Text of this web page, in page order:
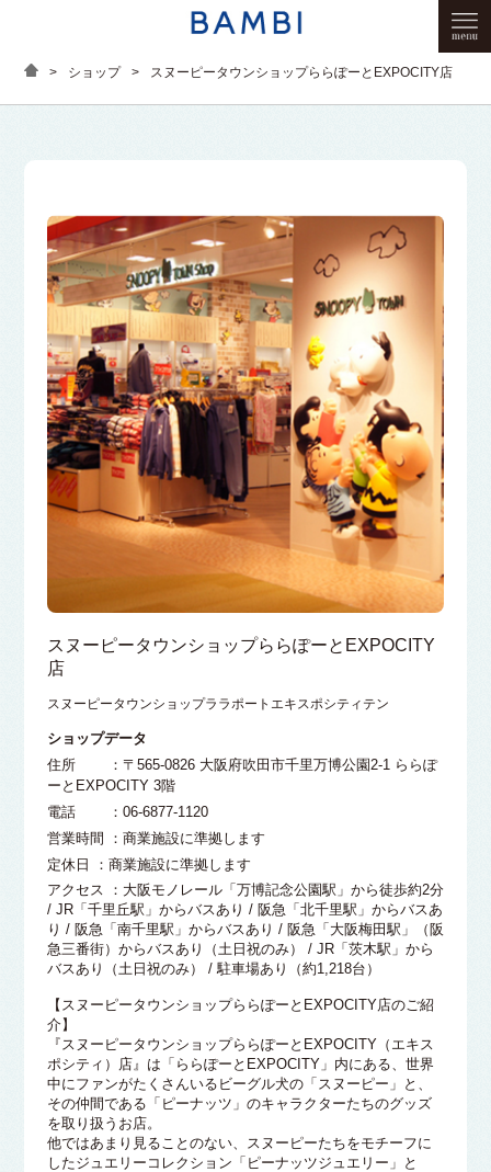
> ショップ > スヌーピータウンショップららぽーとEXPOCITY店
スヌーピータウンショップららぽーとEXPOCITY
店
スヌーピータウンショップララポートエキスポシティテン
ショップデータ
住所 ：〒565-0826 大阪府吹田市千里万博公園2-1 ららぽ
ーとEXPOCITY 3階
電話 ：06-6877-1120
営業時間 ：商業施設に準拠します
定休日 ：商業施設に準拠します
アクセス ：大阪モノレール「万博記念公園駅」から徒歩約2分
/ JR「千里丘駅」からバスあり / 阪急「北千里駅」からバスあ
り / 阪急「南千里駅」からバスあり / 阪急「大阪梅田駅」（阪
急三番街）からバスあり（土日祝のみ） / JR「茨木駅」から
バスあり（土日祝のみ） / 駐車場あり（約1,218台）
【スヌーピータウンショップららぽーとEXPOCITY店のご紹
介】
『スヌーピータウンショップららぽーとEXPOCITY（エキス
ポシティ）店』は「ららぽーとEXPOCITY」内にある、世界
中にファンがたくさんいるビーグル犬の「スヌーピー」と、
その仲間である「ピーナッツ」のキャラクターたちのグッズ
を取り扱うお店。
他ではあまり見ることのない、スヌーピーたちをモチーフに
したジュエリーコレクション「ピーナッツジュエリー」と